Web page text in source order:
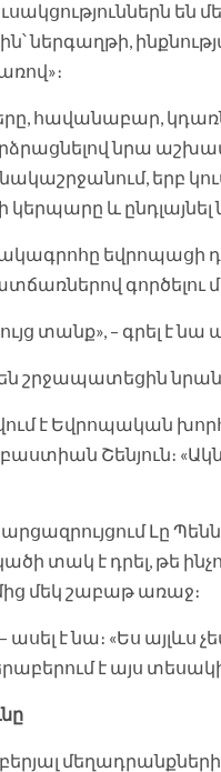
են
ներգաղթի,
հավանաբար,
նրա
երբ
և
գործելու
տանք», – գրել է նա
շրջապատեցին
է Եվրոպական
Շենյուն։
Լը
տակ է դրել, թե
մեկ շաբաթ առաջ։
է նա։ «Ես այլևս
է այս